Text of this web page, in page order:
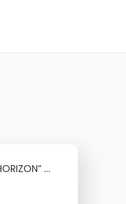
Haspelspön